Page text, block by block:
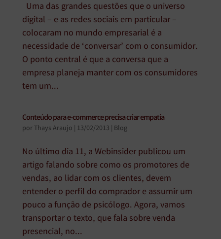
Uma das grandes questões que o universo
digital – e as redes sociais em particular –
colocaram no mundo empresarial é a
necessidade de ‘conversar’ com o consumidor.
O ponto central é que a conversa que a
empresa planeja manter com os consumidores
tem um...
Conteúdo para e-commerce precisa criar empatia
porThays Araujo 13/02/2013 Blog
No último dia 11, a Webinsider publicou um
artigo falando sobre como os promotores de
vendas, ao lidar com os clientes, devem
entender o perfil do comprador e assumir um
pouco a função de psicólogo. Agora, vamos
transportar o texto, que fala sobre venda
presencial, no...